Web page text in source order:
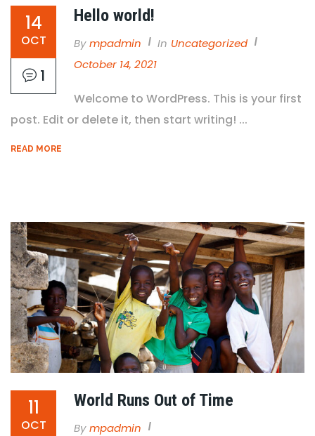
14
OCT
1
Hello world!
By Mpadmin In Uncategorized
October 14, 2021
Welcome to WordPress. This is your first
post. Edit or delete it, then start writing! ...
READ MORE
11
OCT
World Runs Out of Time
By Mpadmin